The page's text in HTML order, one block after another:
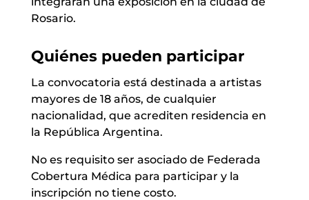
Rosario.
Quiénes pueden participar
La convocatoria está destinada a artistas
mayores de 18 años, de cualquier
nacionalidad, que acrediten residencia en
la República Argentina.
No es requisito ser asociado de Federada
Cobertura Médica para participar y la
inscripción no tiene costo.